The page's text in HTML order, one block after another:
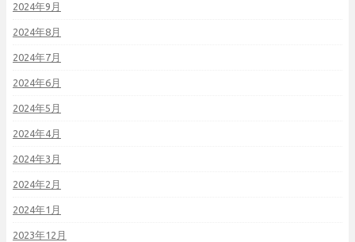
2024年9月
2024年8月
2024年7月
2024年6月
2024年5月
2024年4月
2024年3月
2024年2月
2024年1月
2023年12月